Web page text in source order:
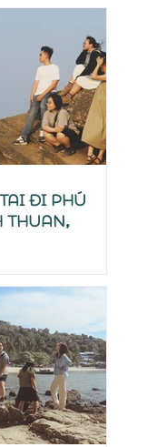
đi Phú
Thuan,